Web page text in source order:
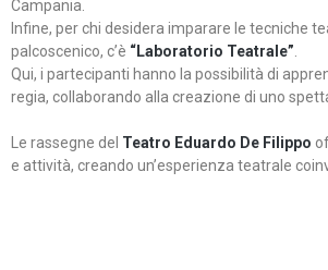
Campania.
Infine, per chi desidera imparare le tecniche
palcoscenico, c’è “Laboratorio Teatrale”
Qui, i partecipanti hanno la possibilità di
regia, collaborando alla creazione di uno
Le rassegne del Teatro Eduardo De Filippo
e attività, creando un’esperienza teatrale